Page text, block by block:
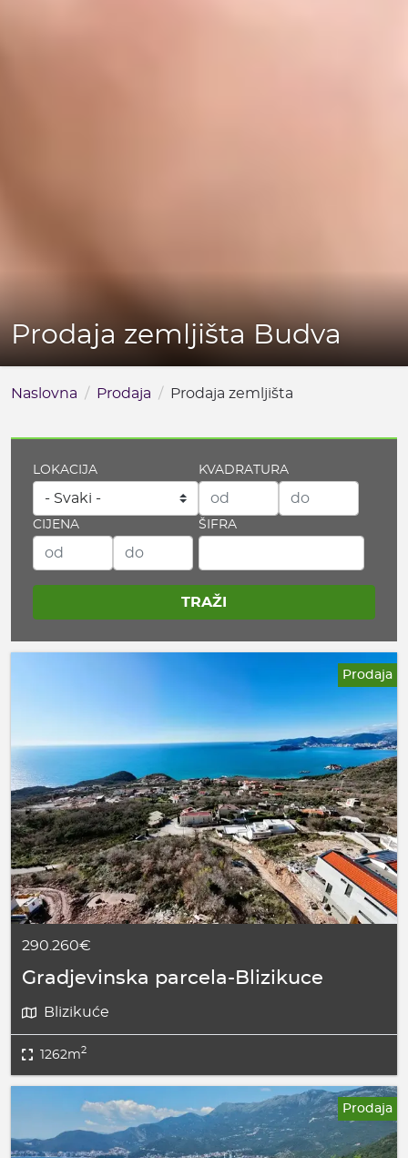
Prodaja zemljišta Budva
Naslovna Prodaja Prodaja zemljišta
LOKACIJA KVADRATURA
CIJENA ŠIFRA
Prodaja
290.260€
Gradjevinska parcela-Blizikuce
Blizikuće
1262m2
Prodaja